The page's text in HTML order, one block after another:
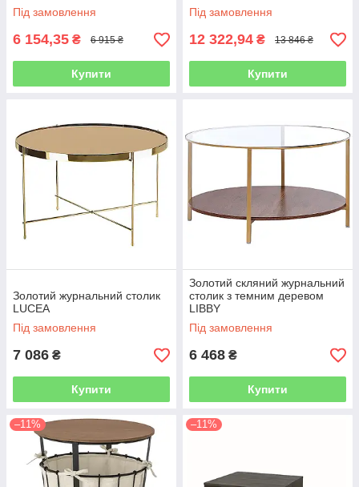
Під замовлення
6 154,35 ₴ 6 915 ₴
Купити
Під замовлення
12 322,94 ₴ 13 846 ₴
Купити
Золотий журнальний столик
LUCEA
Під замовлення
7 086 ₴
Купити
Золотий скляний журнальний
столик з темним деревом
LIBBY
Під замовлення
6 468 ₴
Купити
–11% –11%